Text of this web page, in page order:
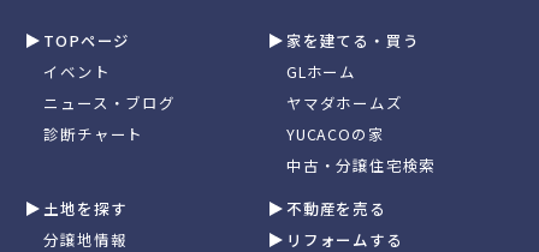
TOPページ
イベント
ニュース・ブログ
診断チャート
家を建てる・買う
GLホーム
ヤマダホームズ
YUCACOの家
中古・分譲住宅検索
土地を探す
分譲地情報
不動産を売る
リフォームする